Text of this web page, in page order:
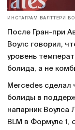
ИНСТАГРАМ ВАЛТТЕРИ
После Гран-при
Воулс говорил,
уровень
болида, а не
Mercedes сделал
болиды в
напарник Воулса
BLM в Формуле 1,